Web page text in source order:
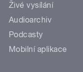
Živé vysílání
Audioarchiv
Podcasty
Mobilní aplikace